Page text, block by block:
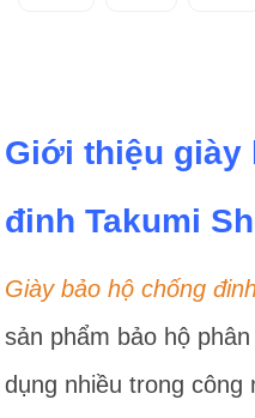
Giới thiệu giày
đinh Takumi
Giày bảo hộ chống
sản phẩm bảo hộ
dụng nhiều trong